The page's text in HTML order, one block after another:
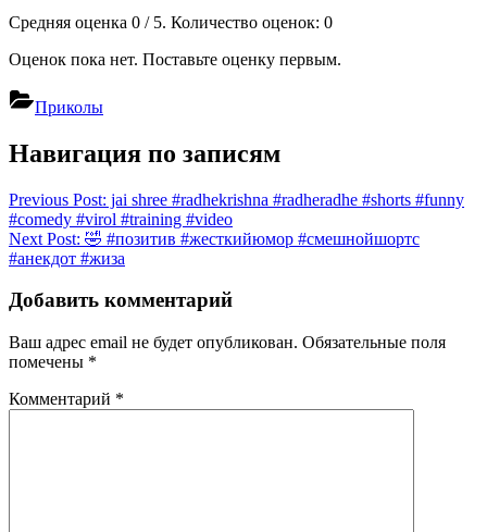
Средняя оценка 0 / 5. Количество оценок: 0
Оценок пока нет. Поставьте оценку первым.
Приколы
Навигация по записям
Previous Post: jai shree #radhekrishna #radheradhe #shorts #funny
#comedy #virol #training #video
Next Post: 🤣 #позитив #жесткийюмор #смешнойшортс
#анекдот #жиза
Добавить комментарий
Ваш адрес email не будет опубликован. Обязательные поля
помечены *
Комментарий *